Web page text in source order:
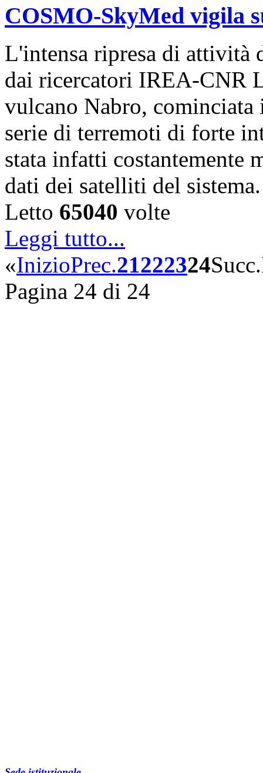
COSMO-SkyMed vigila
L'intensa ripresa di attività
dai ricercatori IREA-CNR
vulcano Nabro,
serie di terremoti di forte
stata infatti costantemente
dati dei satelliti del
Letto 65040 volte
Leggi tutto...
«InizioPrec.21222324Succ.
Pagina 24 di 24